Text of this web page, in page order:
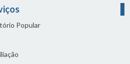
Popular